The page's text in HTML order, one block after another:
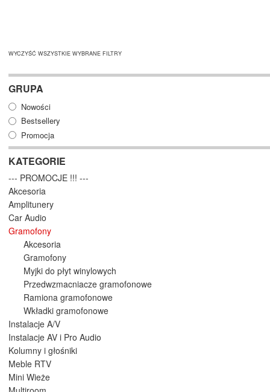
WYCZYŚĆ WSZYSTKIE WYBRANE FILTRY
GRUPA
Nowości
Bestsellery
Promocja
KATEGORIE
--- PROMOCJE !!! ---
Akcesoria
Amplitunery
Car Audio
Gramofony
Akcesoria
Gramofony
Myjki do płyt winylowych
Przedwzmacniacze gramofonowe
Ramiona gramofonowe
Wkładki gramofonowe
Instalacje A/V
Instalacje AV i Pro Audio
Kolumny i głośniki
Meble RTV
Mini Wieże